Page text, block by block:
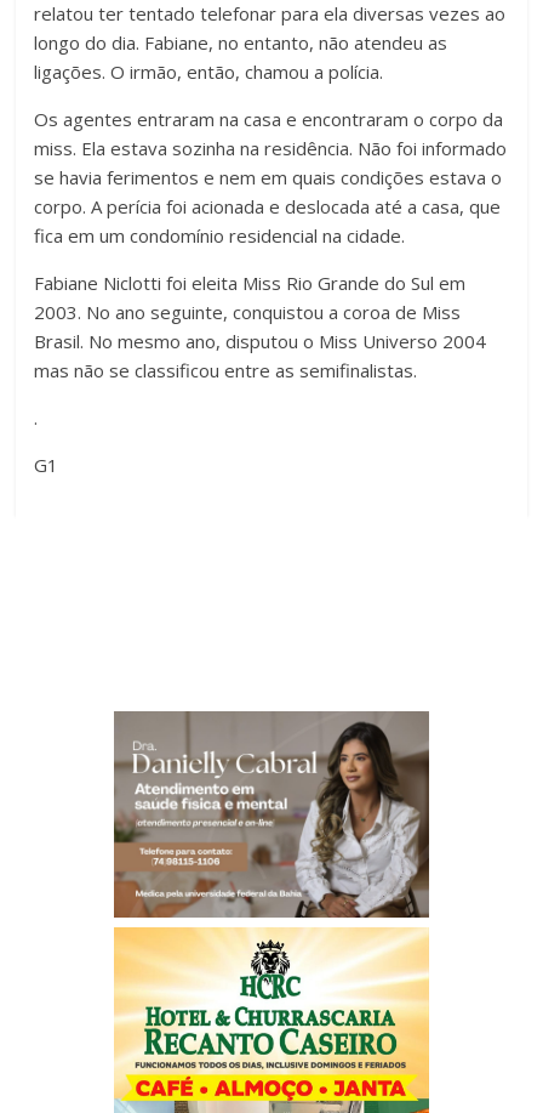
relatou ter tentado telefonar para ela diversas vezes ao
longo do dia. Fabiane, no entanto, não atendeu as
ligações. O irmão, então, chamou a polícia.
Os agentes entraram na casa e encontraram o corpo da
miss. Ela estava sozinha na residência. Não foi informado
se havia ferimentos e nem em quais condições estava o
corpo. A perícia foi acionada e deslocada até a casa, que
fica em um condomínio residencial na cidade.
Fabiane Niclotti foi eleita Miss Rio Grande do Sul em
2003. No ano seguinte, conquistou a coroa de Miss
Brasil. No mesmo ano, disputou o Miss Universo 2004
mas não se classificou entre as semifinalistas.
.
G1